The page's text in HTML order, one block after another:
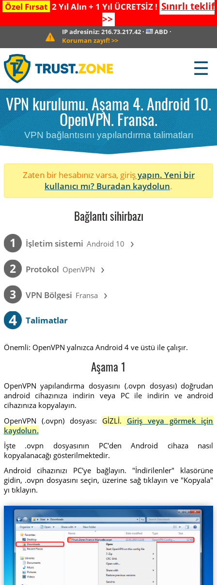
Özel Fırsat 2 Yıl Alın + 1 Yıl ÜCRETSİZ ! Sınırlı teklif
>>
IP adresiniz: 216.73.217.42· ABD ·
Koruman zayıf! >>
☰
VPN kurulumu. Aşama 4. Android 10.
OpenVPN. Fransa.
VPN bağlantısını yapılandırma talimatları
Zaten bir hesabınız varsa, girişyapın. Yeni bir
kullanıcı mı? Buradan kaydolun.
Bağlantı sihirbazı
1 İşletim sistemi Android 10 ›
2 Protokol OpenVPN ›
3 VPN Bölgesi Fransa ›
4 Talimatlar
Önemli: OpenVPN yalnızca Android 4 ve üstü ile çalışır.
Aşama 1
OpenVPN yapılandırma dosyasını (.ovpn dosyası) doğrudan
android cihazınıza indirin veya PC ile indirin ve android
cihazınıza kopyalayın.
OpenVPN (.ovpn) dosyası:
GİZLİ. Giriş veya görmek için
kaydolun.
İşte .ovpn dosyasının PC'den Android cihaza nasıl
kopyalanacağı gösterilmektedir.
Android cihazınızı PC'ye bağlayın. "İndirilenler" klasörüne
gidin, .ovpn dosyasını seçin, üzerine sağ tıklayın ve "Kopyala"
yı tıklayın.
Trust.Zone-France-Marseille.ovpn